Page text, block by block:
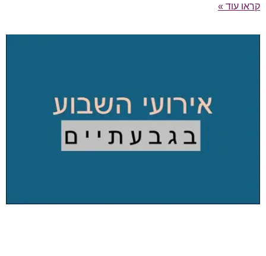
קראו עוד »